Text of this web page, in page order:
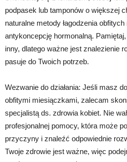
podpasek lub tamponów o większej
naturalne metody łagodzenia
antykoncepcję hormonalną.
inny, dlatego ważne jest znalezienie
pasuje do Twoich potrzeb.
Wezwanie do działania: Jeśli masz
obfitymi miesiączkami, zalecam
specjalistą ds. zdrowia kobiet. Nie
profesjonalnej pomocy, która może
przyczyny i znaleźć odpowiednie
Twoje zdrowie jest ważne, więc